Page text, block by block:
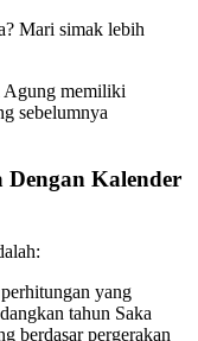
Mari simak lebih
Agung memiliki
sebelumnya
Dengan Kalender
yang
tahun Saka
berdasar pergerakan